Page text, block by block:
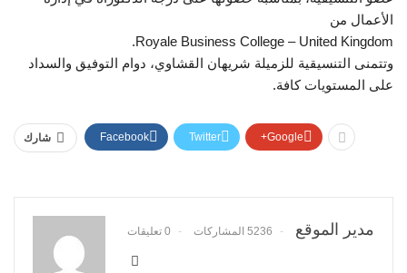
الأعمال من
Royale Business College – United Kingdom.
وتتمنى التنسيقية للزميلة شريهان القشاوي، دوام التوفيق والسداد
على المستويات كافة.
شارك Facebook Twitter Google+
مدير الموقع 5236 المشاركات 0 تعليقات